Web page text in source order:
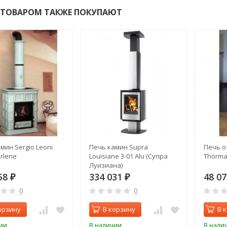
ТАКЖЕ ПОКУПАЮТ
Sergio Leoni
₽
0
Печь камин Supra
Louisiane 3-01 Alu (Супра
Луизиана)
334 031 ₽
0
В корзину
В наличии
Печь
48
В
В